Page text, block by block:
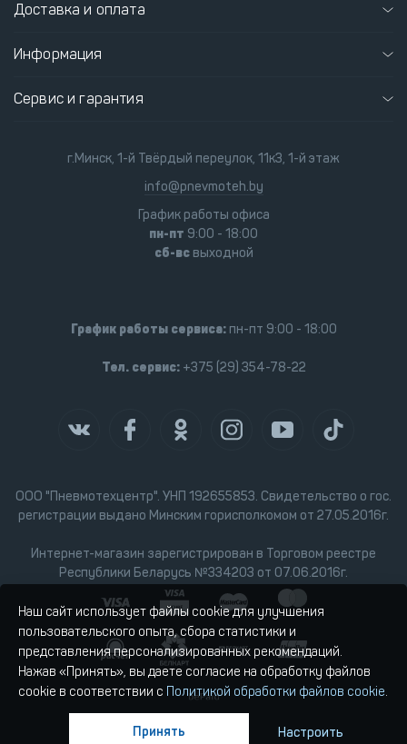
Доставка и оплата
Информация
Сервис и гарантия
ООО "Пневмотехцентр". УНП 192655853. Свидетельство о гос.
регистрации выдано Минским горисполкомом от 27.05.2016г.
Интернет-магазин зарегистрирован в Торговом реестре
Республики Беларусь №334203 от 07.06.2016г.
г.Минск, 1-й Твёрдый переулок, 11к3, 1-й этаж
info@pnevmoteh.by
График работы офиса
пн-пт 9:00 - 18:00
сб-всвыходной
График работы сервиса:пн-пт 9:00 - 18:00
Тел. сервис:+375 (29) 354-78-22
Наш сайт использует файлы cookie для улучшения
пользовательского опыта, сбора статистики и
представления персонализированных рекомендаций.
Нажав «Принять», вы даете согласие на обработку файлов
cookie в соответствии с Политикой обработки файлов cookie.
Настроить
Принять